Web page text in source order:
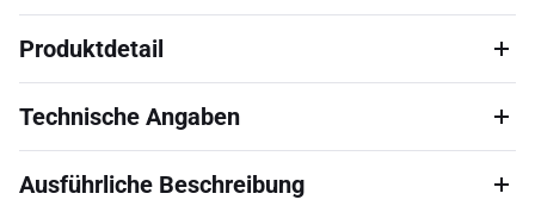
Produktdetail
Technische Angaben
Ausführliche Beschreibung